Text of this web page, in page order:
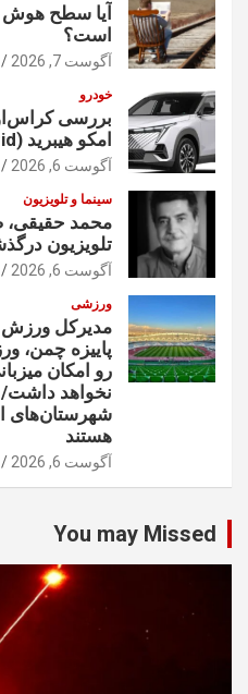
آیا سطح هوش
است؟
آگوست 7, 2026
خودرو
بررسی
امکو هیبرید (GAC Emkoo Hybrid)
آگوست 6, 2026
سینما و تلویزیون
محمد حقیقی،
تلویزیون
آگوست 6, 2026
ورزشی
مدیرکل ورزش
پاییزه چمن،
رو امکان
نخواهد داشت/
شهرستان‌های
هستند
آگوست 6, 2026
You may Missed